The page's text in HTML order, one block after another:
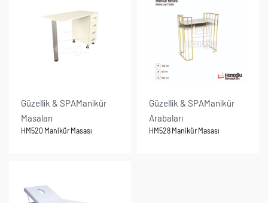
Güzellik & SPAManikür
Masaları
HM520 Manikür Masası
Güzellik & SPAManikür
Arabaları
HM528 Manikür Masası